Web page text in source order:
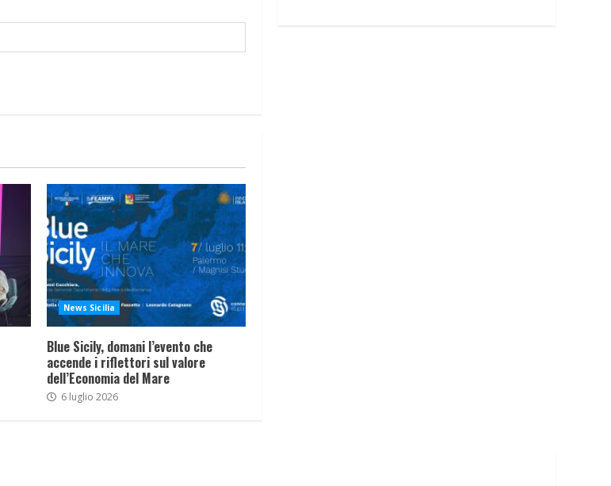
News Sicilia
Blue Sicily, domani l’evento che
accende i riflettori sul valore
dell’Economia del Mare
6 luglio 2026